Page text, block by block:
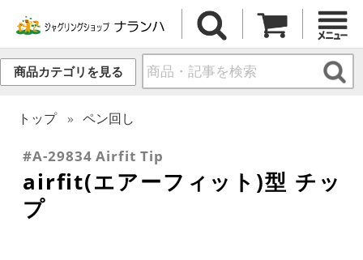
商品カテゴリを見る
トップ ペン回し
#A-29834 Airfit Tip
airfit(エアーフィット)型 チッ
プ